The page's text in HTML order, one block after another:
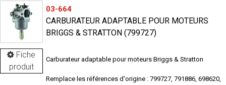
Fiche
produit
03-664
CARBURATEUR ADAPTABLE POUR MOTEURS
BRIGGS & STRATTON (799727)
Carburateur adaptable pour moteurs Briggs & Stratton
Remplace les références d'origine : 799727, 791886, 698620,